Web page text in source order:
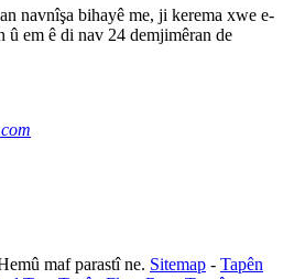
navnîşa bihayê me, ji kerema xwe e-
û em ê di nav 24 demjimêran de
maf parastî ne. Sitemap - Tapên